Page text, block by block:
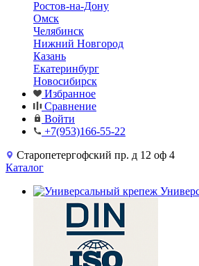
Ростов-на-Дону
Омск
Челябинск
Нижний Новгород
Казань
Екатеринбург
Новосибирск
Избранное
Сравнение
Войти
+7(953)166-55-22
Старопетергофский пр. д 12 оф 4
Каталог